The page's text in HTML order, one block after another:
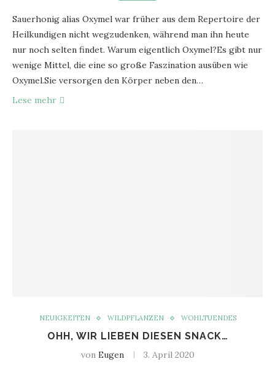
Sauerhonig alias Oxymel war früher aus dem Repertoire der
Heilkundigen nicht wegzudenken, während man ihn heute
nur noch selten findet. Warum eigentlich Oxymel?Es gibt nur
wenige Mittel, die eine so große Faszination ausüben wie
Oxymel.Sie versorgen den Körper neben den…
Lese mehr
NEUIGKEITEN WILDPFLANZEN WOHLTUENDES
OHH, WIR LIEBEN DIESEN SNACK…
von Eugen 3. April 2020